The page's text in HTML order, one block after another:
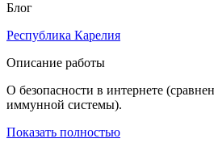
Блог
Республика Карелия
Описание работы
О безопасности в интернете
иммунной системы).
Показать полностью